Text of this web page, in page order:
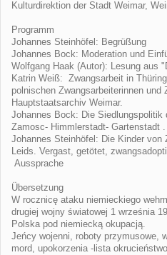
Kulturdirektion der Stadt Weimar,
Programm
Johannes Steinhöfel: Begrüßung
Johannes Bock: Moderation und
Wolfgang Haak (Autor): Lesung aus
Katrin Weiß: Zwangsarbeit in
polnischen Zwangsarbeiterinnen und
Hauptstaatsarchiv Weimar.
Johannes Bock: Die Siedlungspolitik
Zamosc- Himmlerstadt- Gartenstadt
Johannes Steinhöfel: Die Kinder von
Leids. Vergast, getötet,
Aussprache
Übersetzung
W rocznicę ataku niemieckiego
drugiej wojny światowej 1 września
Polska pod niemiecką okupacją.
Jeńcy wojenni, roboty przymusowe,
mord, upokorzenia -lista